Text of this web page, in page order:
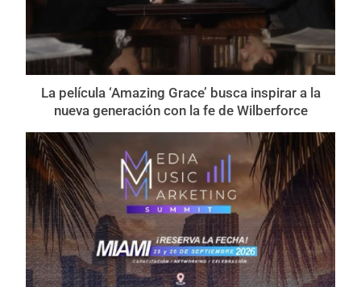
La película ‘Amazing Grace’ busca inspirar a la
nueva generación con la fe de Wilberforce